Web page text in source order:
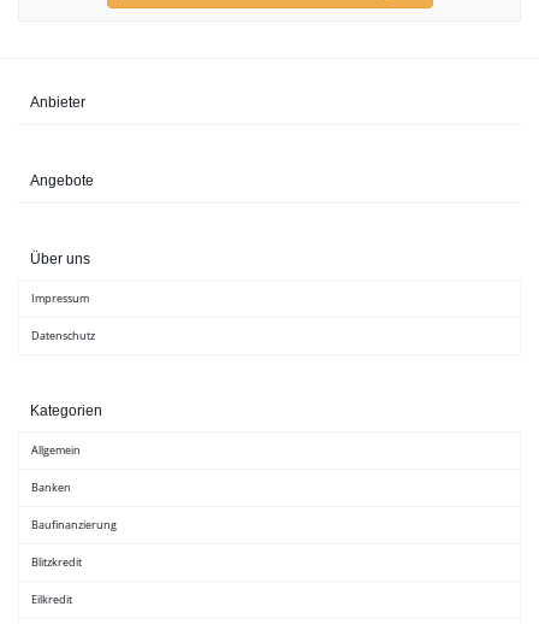
Anbieter
Angebote
Über uns
Impressum
Datenschutz
Kategorien
Allgemein
Banken
Baufinanzierung
Blitzkredit
Eilkredit